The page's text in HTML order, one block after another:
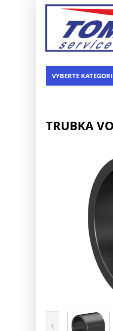
VYBERTE
TRUBKA